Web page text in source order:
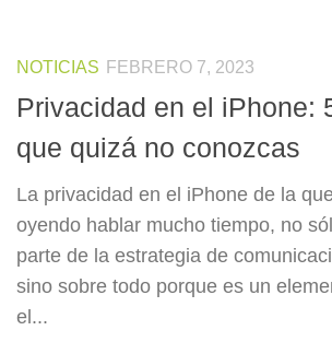
NOTICIAS FEBRERO 7, 2023
Privacidad en el iPhone:
que quizá no conozcas
La privacidad en el iPhone de la
oyendo hablar mucho tiempo, no
parte de la estrategia de
sino sobre todo porque es un
el...